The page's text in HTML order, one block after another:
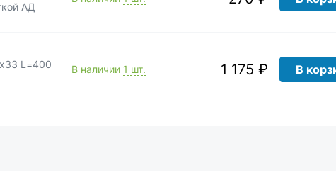
АД
L=400
В наличии 1 шт. 1 175 ₽ В